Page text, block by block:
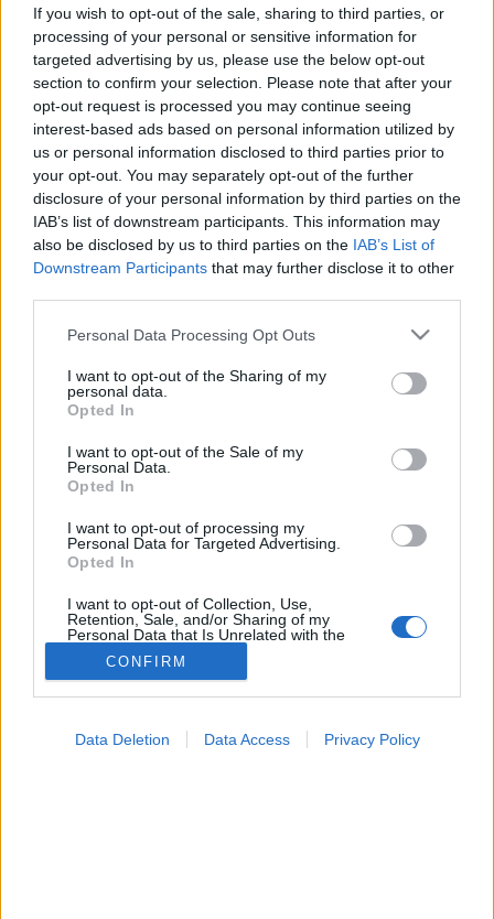
If you wish to opt-out of the sale, sharing to third parties, or
processing of your personal or sensitive information for
targeted advertising by us, please use the below opt-out
section to confirm your selection. Please note that after your
opt-out request is processed you may continue seeing
interest-based ads based on personal information utilized by
us or personal information disclosed to third parties prior to
your opt-out. You may separately opt-out of the further
disclosure of your personal information by third parties on the
IAB’s list of downstream participants. This information may
also be disclosed by us to third parties on the IAB’s List of
Downstream Participants that may further disclose it to other
Please note that this website/app uses one or more Google
not limited to your visit or usage behaviour. You may click to
grant or deny consent to Google and its third-party tags to
use your data for below specified purposes in below Google
consent section.
Personal Data Processing Opt Outs
I want to opt-out of the Sharing of my
personal data.
Opted In
I want to opt-out of the Sale of my
Personal Data.
Opted In
I want to opt-out of processing my
Personal Data for Targeted Advertising.
Opted In
I want to opt-out of Collection, Use,
Retention, Sale, and/or Sharing of my
Personal Data that Is Unrelated with the
Purposes for which it was collected.
Opted Out
CONFIRM
Data Deletion Data Access Privacy Policy
Hírek
2025. július 13. 21:24